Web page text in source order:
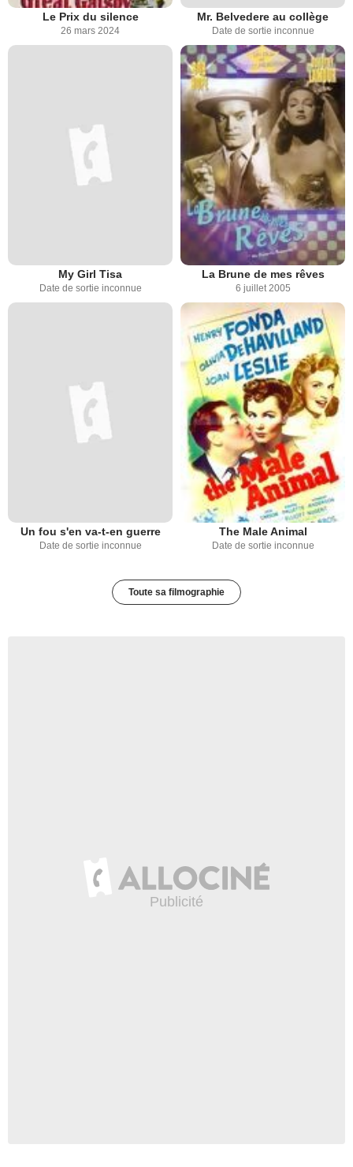
Le Prix du silence
26 mars 2024
Mr. Belvedere au collège
Date de sortie inconnue
My Girl Tisa
Date de sortie inconnue
La Brune de mes rêves
6 juillet 2005
Un fou s'en va-t-en guerre
Date de sortie inconnue
The Male Animal
Date de sortie inconnue
Toute sa filmographie